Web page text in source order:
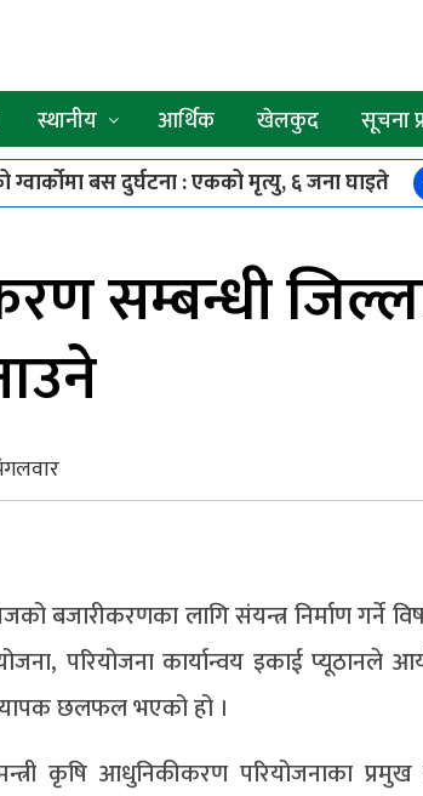
स्थानीय आर्थिक खेलकुद सूचना
बस दुर्घटना : एकको मृत्यु, ६ जना घाइते
सम्बन्धी
बजारीकरणका लागि संयन्त्र निर्माण
परियोजना कार्यान्वय इकाई प्यूठानले
छलफल भएको हो ।
कृषि आधुनिकीकरण परियोजनाका